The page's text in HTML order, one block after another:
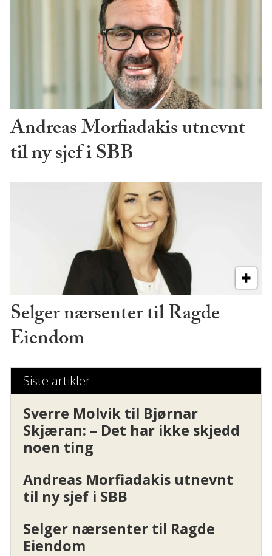
Andreas Morfiadakis utnevnt
til ny sjef i SBB
Selger nærsenter til Ragde
Eiendom
Siste artikler
Sverre Molvik til Bjørnar
Skjæran: – Det har ikke skjedd
noen ting
Andreas Morfiadakis utnevnt
til ny sjef i SBB
Selger nærsenter til Ragde
Eiendom